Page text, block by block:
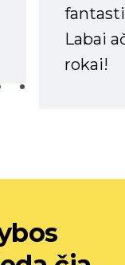
Labai
rokai!